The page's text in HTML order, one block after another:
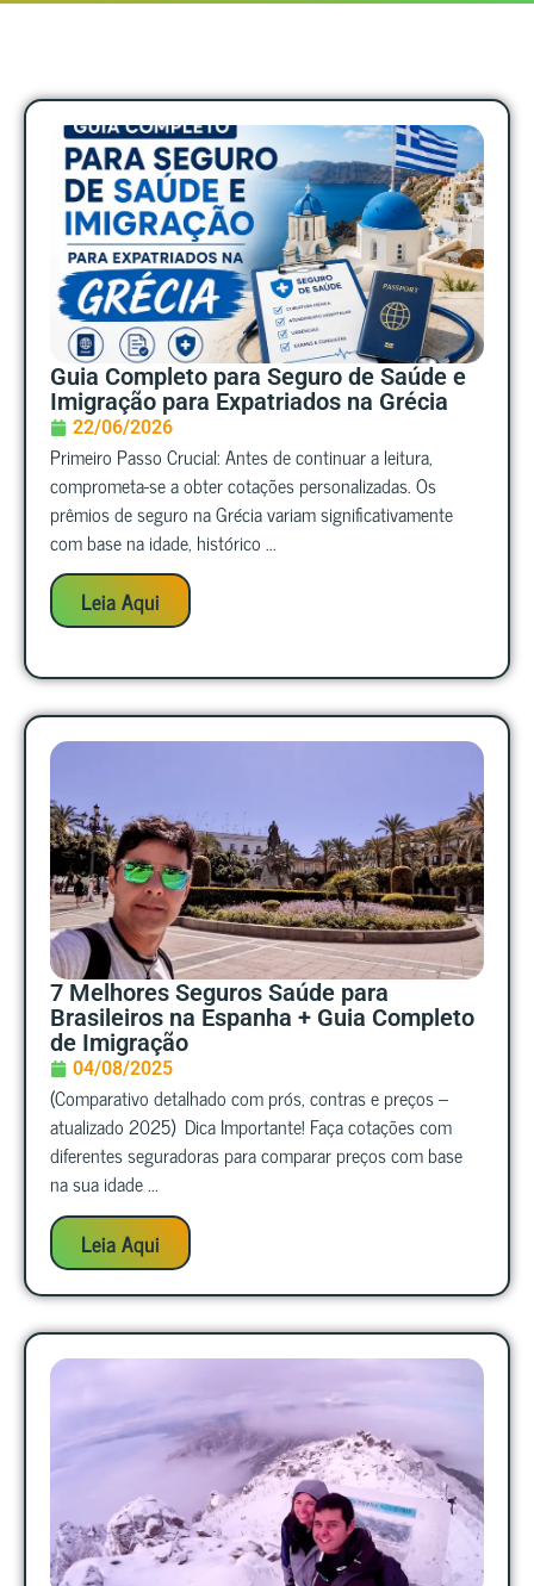
Guia Completo para Seguro de Saúde e
Imigração para Expatriados na Grécia
22/06/2026
Primeiro Passo Crucial: Antes de continuar a leitura,
comprometa-se a obter cotações personalizadas. Os
prêmios de seguro na Grécia variam significativamente
com base na idade, histórico ...
Leia Aqui
7 Melhores Seguros Saúde para
Brasileiros na Espanha + Guia Completo
de Imigração
04/08/2025
(Comparativo detalhado com prós, contras e preços –
atualizado 2025) Dica Importante! Faça cotações com
diferentes seguradoras para comparar preços com base
na sua idade ...
Leia Aqui